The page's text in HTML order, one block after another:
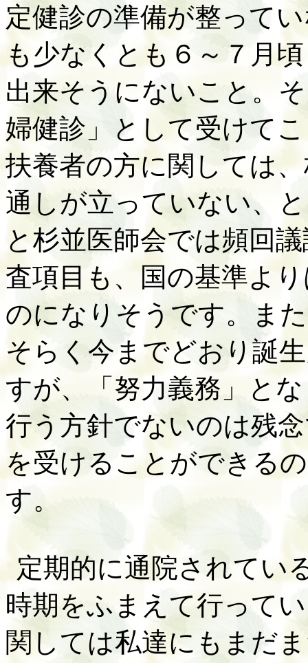
定健診の準備が整って
も少なくとも６～７月
出来そうにないこと。
婦健診」として受けて
扶養者の方に関しては
通しが立っていない、
と杉並医師会では頻回
査項目も、国の基準よ
のになりそうです。ま
そらく今までどおり誕
すが、「努力義務」と
行う方針でないのは残
を受けることができる
す。
定期的に通院されてい
時期をふまえて行って
関しては私達にもまだ